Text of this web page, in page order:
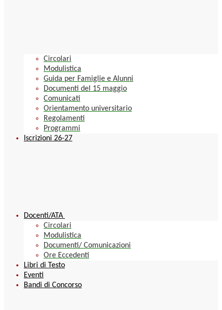
Circolari
Modulistica
Guida per Famiglie e Alunni
Documenti del 15 maggio
Comunicati
Orientamento universitario
Regolamenti
Programmi
Iscrizioni 26-27
Docenti/ATA
Circolari
Modulistica
Documenti/ Comunicazioni
Ore Eccedenti
Libri di Testo
Eventi
Bandi di Concorso